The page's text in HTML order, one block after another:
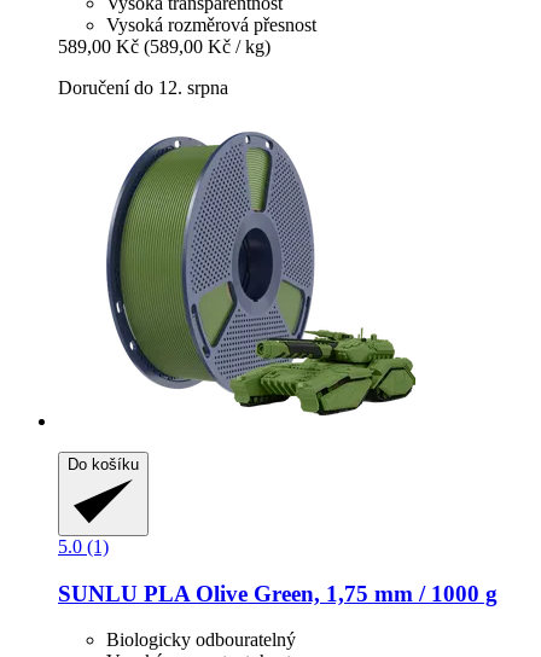
Vysoká rozměrová přesnost
589,00 Kč (589,00 Kč / kg)
Doručení do 12. srpna
Do košíku
5.0 (1)
SUNLU PLA Olive Green, 1,75 mm / 1000 g
Biologicky odbouratelný